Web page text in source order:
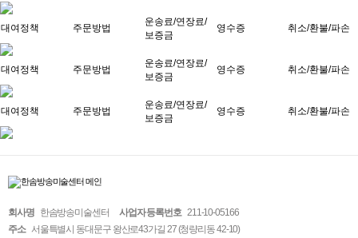
대여정책 주문방법
운송료/연장료/
보증금
영수증 취소/환불/파손
대여정책 주문방법
운송료/연장료/
보증금
영수증 취소/환불/파손
대여정책 주문방법
운송료/연장료/
보증금
영수증 취소/환불/파손
회사명 한솜방송미술센터 사업자 등록번호 211-10-05166
주소 서울특별시 동대문구 왕산로43가길 27 (청량리동 42-10)